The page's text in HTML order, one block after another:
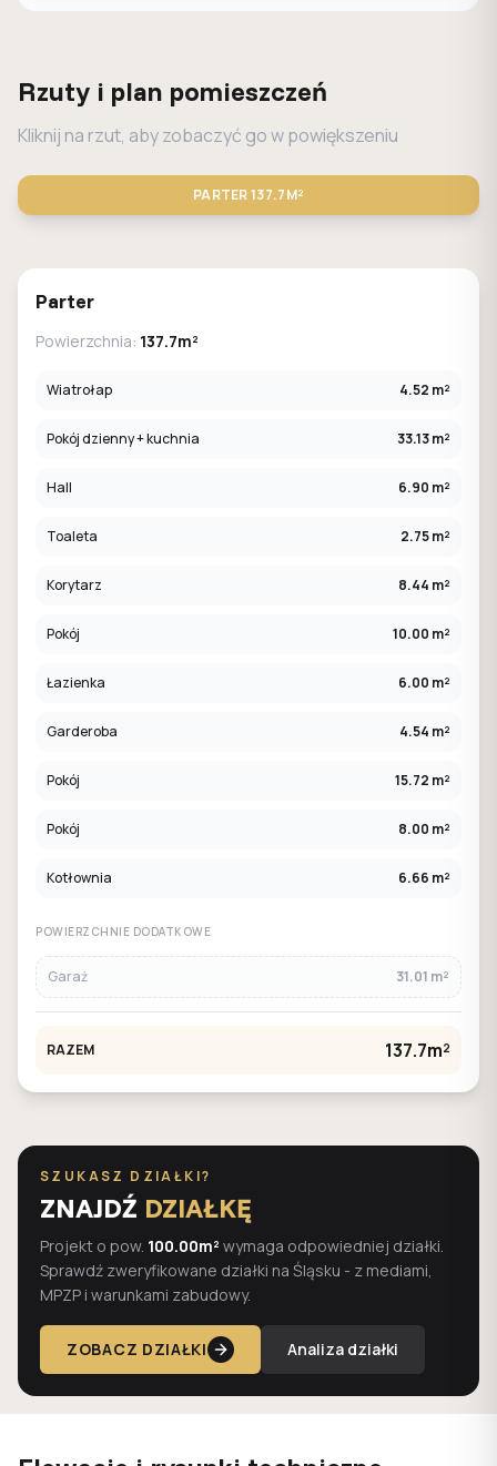
Rzuty i plan pomieszczeń
Kliknij na rzut, aby zobaczyć go w powiększeniu
PARTER137.7M²
Parter
Powierzchnia: 137.7m²
Wiatrołap 4.52 m²
Pokój dzienny + kuchnia 33.13 m²
Hall 6.90 m²
Toaleta 2.75 m²
Korytarz 8.44 m²
Pokój 10.00 m²
Łazienka 6.00 m²
Garderoba 4.54 m²
Pokój 15.72 m²
Pokój 8.00 m²
Kotłownia 6.66 m²
POWIERZCHNIE DODATKOWE
Garaż 31.01 m²
RAZEM 137.7m²
SZUKASZ DZIAŁKI?
ZNAJDŹ DZIAŁKĘ
Projekt o pow. 100.00m² wymaga odpowiedniej działki.
Sprawdź zweryfikowane działki na Śląsku - z mediami,
MPZP i warunkami zabudowy.
ZOBACZ DZIAŁKI Analiza działki